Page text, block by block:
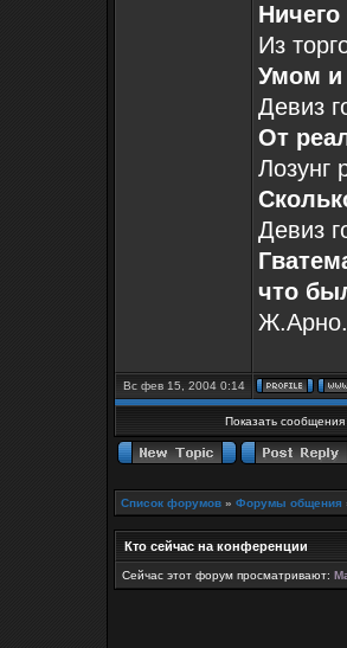
Из
Умом и
Девиз
От
Лозунг
Девиз
что
Ж.Арно.
Вс фев 15, 2004 0:14
Показать сообщения
Список форумов » Форумы общения
Кто сейчас на конференции
Сейчас этот форум просматривают: